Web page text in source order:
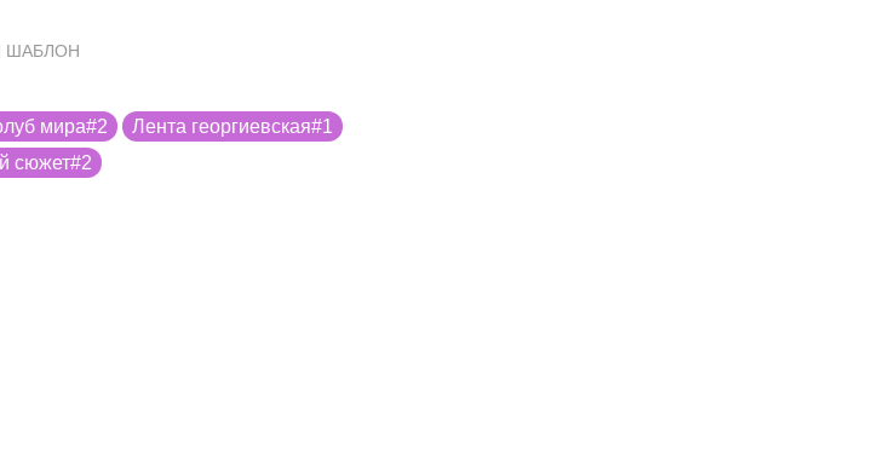
ШАБЛОН
мира#2
Лента георгиевская#1
сюжет#2